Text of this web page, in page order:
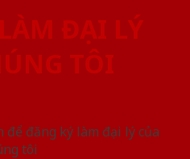
ĐẠI LÝ
TÔI
đăng ký làm đại lý của
tôi